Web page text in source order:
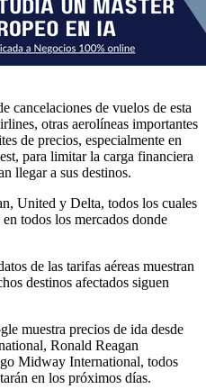
cancelaciones de vuelos de esta
otras aerolíneas importantes
de precios, especialmente en
para limitar la carga financiera
llegar a sus destinos.
United y Delta, todos los cuales
todos los mercados donde
de las tarifas aéreas muestran
destinos afectados siguen
muestra precios de ida desde
Ronald Reagan
Midway International, todos
en los próximos días.